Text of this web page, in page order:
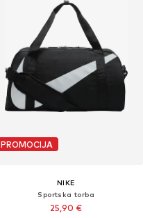
PROMOCIJA
NIKE
Sportska torba
25,90 €